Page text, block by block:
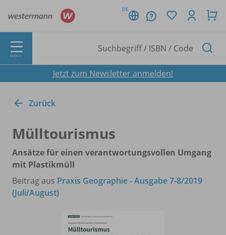
DE
MENÜ
Jetzt zum Newsletter anmelden!
Zurück
Mülltourismus
Ansätze für einen verantwortungsvollen Umgang
mit Plastikmüll
Beitrag aus Praxis Geographie - Ausgabe 7-8/2019
(Juli/August)